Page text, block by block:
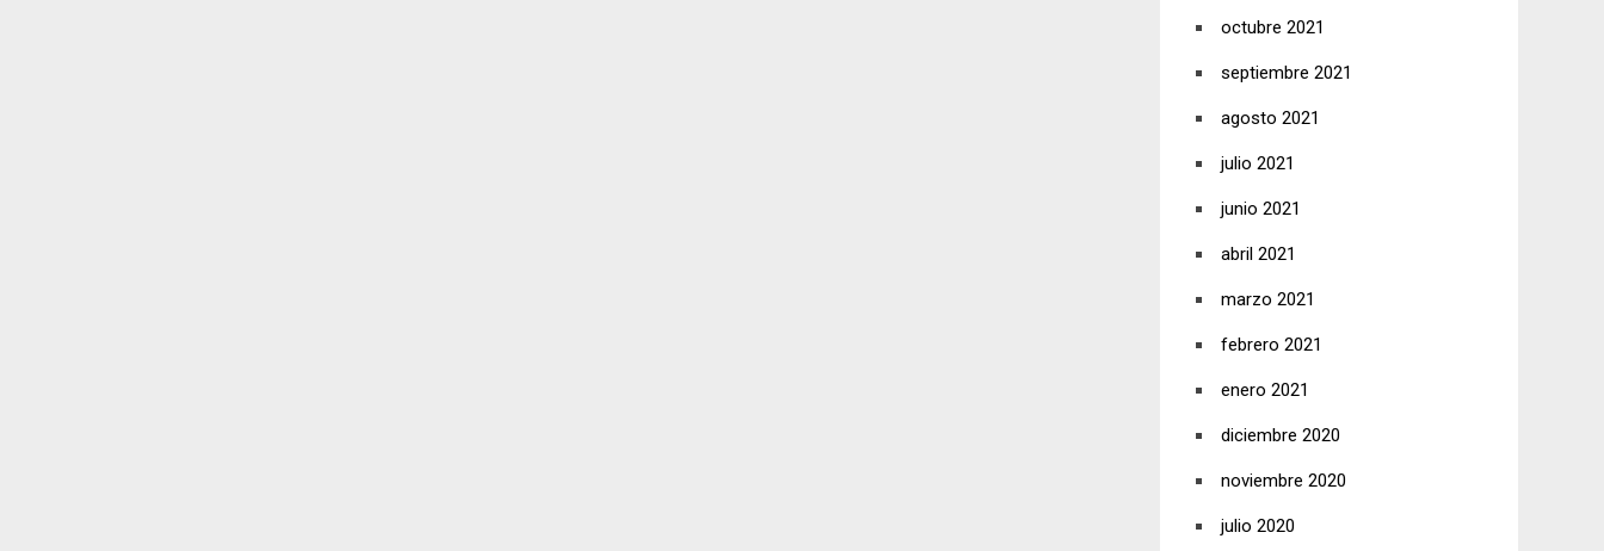
octubre 2021
septiembre 2021
agosto 2021
julio 2021
junio 2021
abril 2021
marzo 2021
febrero 2021
enero 2021
diciembre 2020
noviembre 2020
julio 2020